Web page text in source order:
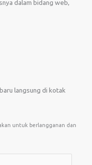
dalam bidang web,
langsung di kotak
untuk berlangganan dan